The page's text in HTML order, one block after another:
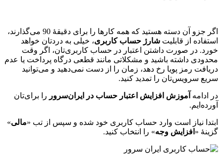
اگر جزو آن دسته هستید که همه کارها را برای دقیقۀ 90 می‌گذارند،
استفاده از قابلیت شارژ حساب کاربری، خیلی به دردتان خواهد
خورد. در صورت داشتن اعتبار در حساب کاربری‌تان، اگر وقت
محدودی داشته باشید و مشکلاتی مانند قطعی درگاه پرداخت یا عدم
دریافت رمز پویا رخ دهد، زمان را از دست نمی‌دهید و می‌توانید
سریع سرویس‌تان را تمدید کنید.
در ادامه آموزش افزایش اعتبار حساب در ایران‌سرور را برای‌تان
آورده‌ایم.
ابتدا نیاز است وارد حساب کاربری خود شده و سپس از تب «مالی»
گزینۀ « افزایش وجه» را انتخاب کنید.